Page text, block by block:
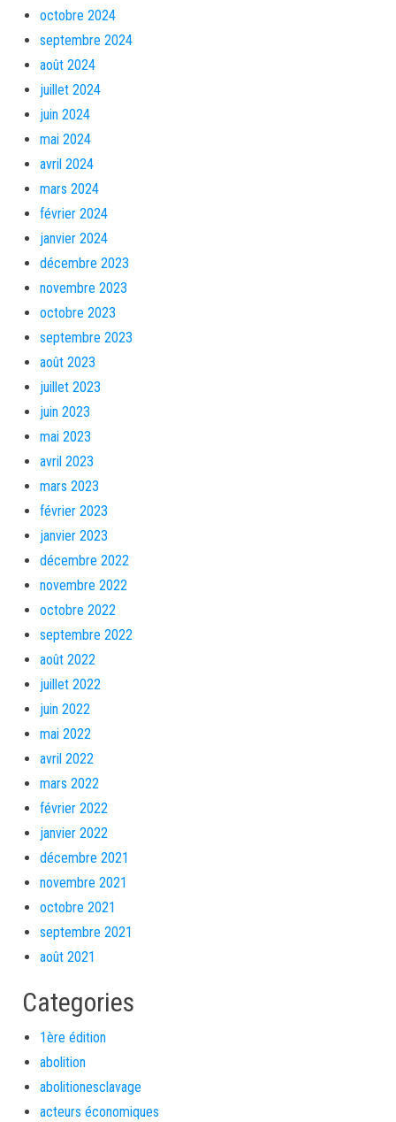
octobre 2024
septembre 2024
août 2024
juillet 2024
juin 2024
mai 2024
avril 2024
mars 2024
février 2024
janvier 2024
décembre 2023
novembre 2023
octobre 2023
septembre 2023
août 2023
juillet 2023
juin 2023
mai 2023
avril 2023
mars 2023
février 2023
janvier 2023
décembre 2022
novembre 2022
octobre 2022
septembre 2022
août 2022
juillet 2022
juin 2022
mai 2022
avril 2022
mars 2022
février 2022
janvier 2022
décembre 2021
novembre 2021
octobre 2021
septembre 2021
août 2021
Categories
1ère édition
abolition
abolitionesclavage
acteurs économiques